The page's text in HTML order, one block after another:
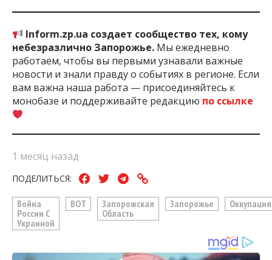
Inform.zp.ua создает сообщество тех, кому
небезразлично Запорожье. Мы ежедневно
работаем, чтобы вы первыми узнавали важные
новости и знали правду о событиях в регионе. Если
вам важна наша работа — присоединяйтесь к
монобазе и поддерживайте редакцию по ссылке
1 месяц назад
ПОДЕЛИТЬСЯ:
Война
России С
Украиной
ВОТ
Запорожская
Область
Запорожье Оккупация